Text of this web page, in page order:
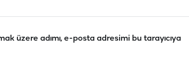
üzere adımı, e-posta adresimi bu tarayıcıya